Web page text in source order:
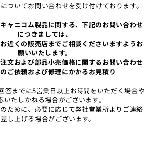
ついてお問い合わせを受け付けております。
ャニコム製品に関する、下記のお問い合わせ
につきましては、
近くの販売店までご相談くださいますようお
願いいたします。
文および部品小売価格に関するお問い合わせ
ご依頼および修理にかかるお見積り
答までに5営業日以上お時間をいただく場合や
いたしかねる場合がございます。
ために、必要に応じて弊社営業所よりご連絡
し上げる場合がございます。